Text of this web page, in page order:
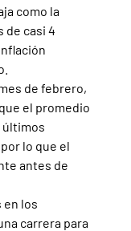
como la
de casi 4
de febrero,
el promedio
últimos
lo que el
antes de
en los
carrera para